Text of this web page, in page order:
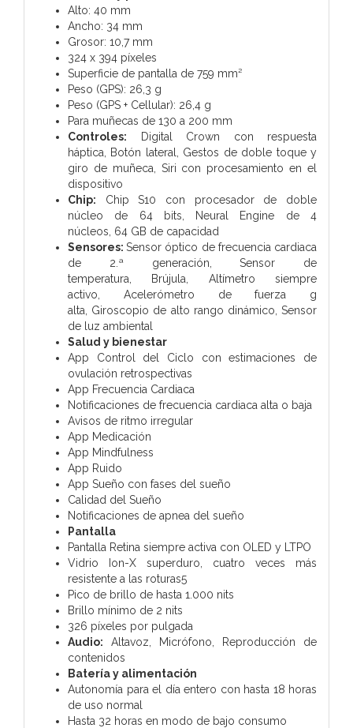
Alto: 40 mm
Ancho: 34 mm
Grosor: 10,7 mm
324 x 394 píxeles
Superficie de pantalla de 759 mm²
Peso (GPS): 26,3 g
Peso (GPS + Cellular): 26,4 g
Para muñecas de 130 a 200 mm
Controles:
Digital Crown con respuesta
háptica, Botón lateral, Gestos de doble toque y
giro de muñeca, Siri con procesamiento en el
dispositivo
Chip:
Chip S10 con procesador de doble
núcleo de 64 bits,
Neural Engine de 4
núcleos, 64 GB de capacidad
Sensores:Sensor óptico de frecuencia cardiaca
de 2.ª generación,Sensor de
temperatura,
Brújula, Altímetro siempre
activo, Acelerómetro de fuerza g
alta, Giroscopio de alto rango dinámico,Sensor
de luz ambiental
Salud y bienestar
App Control del Ciclo con estimaciones de
ovulación retrospectivas
App Frecuencia Cardiaca
Notificaciones de frecuencia cardiaca alta o baja
Avisos de ritmo irregular
App Medicación
App Mindfulness
App Ruido
App Sueño con fases del sueño
Calidad del Sueño
Notificaciones de apnea del sueño
Pantalla
Pantalla Retina siempre activa con OLED y LTPO
Vidrio Ion-X superduro, cuatro veces más
resistente a las roturas5
Pico de brillo de hasta 1.000 nits
Brillo mínimo de 2 nits
326 píxeles por pulgada
Audio:
Altavoz, Micrófono,
Reproducción de
contenidos
Batería y alimentación
Autonomía para el día entero con hasta 18 horas
de uso normal
Hasta 32 horas en modo de bajo consumo